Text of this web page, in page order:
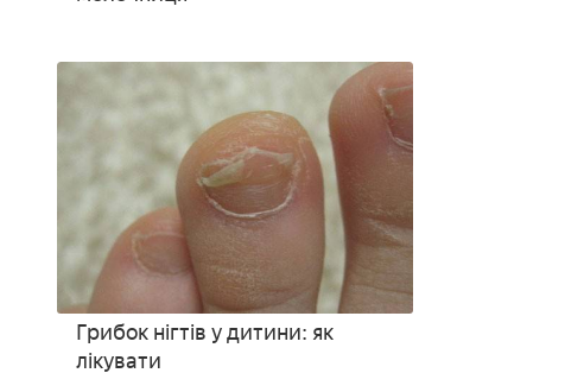
Грибок нігтів у дитини: як
лікувати